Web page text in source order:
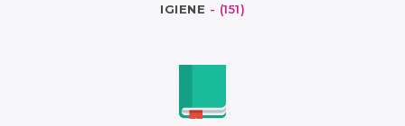
IGIENE - (151)